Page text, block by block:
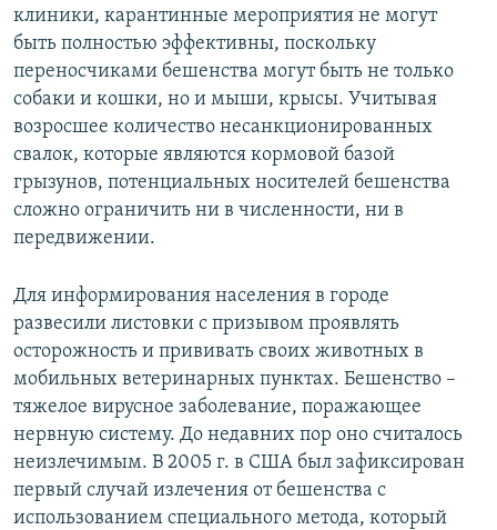
клиники, карантинные мероприятия не могут
быть полностью эффективны, поскольку
переносчиками бешенства могут быть не только
собаки и кошки, но и мыши, крысы. Учитывая
возросшее количество несанкционированных
свалок, которые являются кормовой базой
грызунов, потенциальных носителей бешенства
сложно ограничить ни в численности, ни в
передвижении.
Для информирования населения в городе
развесили листовки с призывом проявлять
осторожность и прививать своих животных в
мобильных ветеринарных пунктах. Бешенство –
тяжелое вирусное заболевание, поражающее
нервную систему. До недавних пор оно считалось
неизлечимым. В 2005 г. в США был зафиксирован
первый случай излечения от бешенства с
использованием специального метода, который